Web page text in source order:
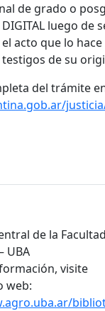
de grado o
DIGITAL luego de
acto que lo
de su
del trámite
de la
UBA
visite
web: